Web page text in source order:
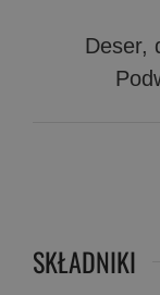
Deser,
SKŁADNIKI